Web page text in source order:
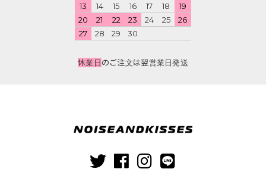
13
14 15 16 17 18
19
20
21 22 23 24 25
26
27
28 29 30
休業日のご注文は翌営業日発送